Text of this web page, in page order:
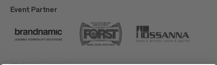
Event Partner